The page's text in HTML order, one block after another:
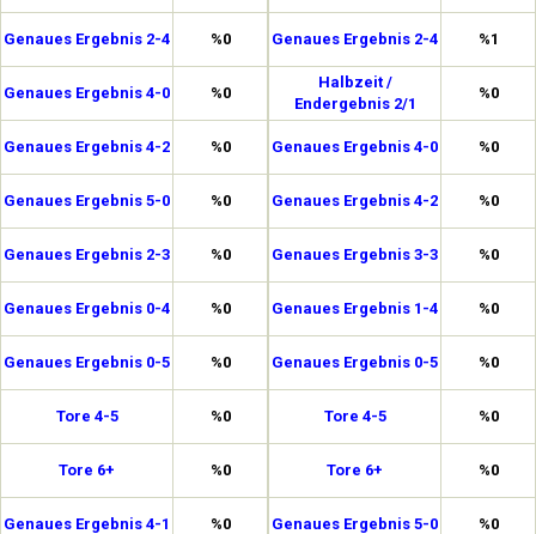
Genaues Ergebnis 2-4 %0
Genaues Ergebnis 4-0 %0
Genaues Ergebnis 4-2 %0
Genaues Ergebnis 5-0 %0
Genaues Ergebnis 2-3 %0
Genaues Ergebnis 0-4 %0
Genaues Ergebnis 0-5 %0
Tore 4-5 %0
Tore 6+ %0
Genaues Ergebnis 4-1 %0
Genaues Ergebnis 2-4 %1
Halbzeit /
Endergebnis 2/1
%0
Genaues Ergebnis 4-0 %0
Genaues Ergebnis 4-2 %0
Genaues Ergebnis 3-3 %0
Genaues Ergebnis 1-4 %0
Genaues Ergebnis 0-5 %0
Tore 4-5 %0
Tore 6+ %0
Genaues Ergebnis 5-0 %0